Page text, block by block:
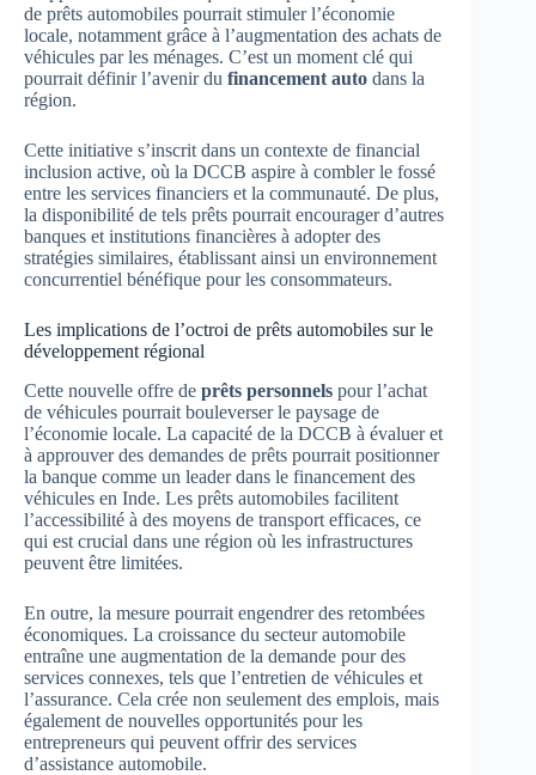
de prêts automobiles pourrait stimuler l’économie
locale, notamment grâce à l’augmentation des achats de
véhicules par les ménages. C’est un moment clé qui
pourrait définir l’avenir du financement auto dans la
région.
Cette initiative s’inscrit dans un contexte de financial
inclusion active, où la DCCB aspire à combler le fossé
entre les services financiers et la communauté. De plus,
la disponibilité de tels prêts pourrait encourager d’autres
banques et institutions financières à adopter des
stratégies similaires, établissant ainsi un environnement
concurrentiel bénéfique pour les consommateurs.
Les implications de l’octroi de prêts automobiles sur le
développement régional
Cette nouvelle offre de prêts personnels pour l’achat
de véhicules pourrait bouleverser le paysage de
l’économie locale. La capacité de la DCCB à évaluer et
à approuver des demandes de prêts pourrait positionner
la banque comme un leader dans le financement des
véhicules en Inde. Les prêts automobiles facilitent
l’accessibilité à des moyens de transport efficaces, ce
qui est crucial dans une région où les infrastructures
peuvent être limitées.
En outre, la mesure pourrait engendrer des retombées
économiques. La croissance du secteur automobile
entraîne une augmentation de la demande pour des
services connexes, tels que l’entretien de véhicules et
l’assurance. Cela crée non seulement des emplois, mais
également de nouvelles opportunités pour les
entrepreneurs qui peuvent offrir des services
d’assistance automobile.